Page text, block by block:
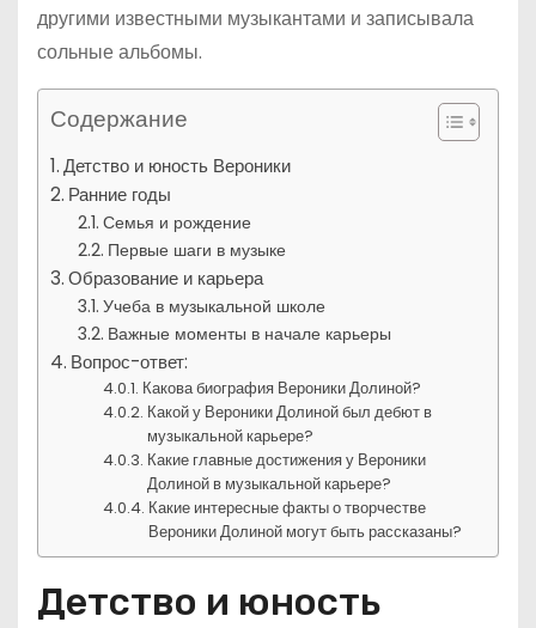
другими известными музыкантами и записывала
сольные альбомы.
Содержание
Детство и юность Вероники
Ранние годы
Семья и рождение
Первые шаги в музыке
Образование и карьера
Учеба в музыкальной школе
Важные моменты в начале карьеры
Вопрос-ответ:
Какова биография Вероники Долиной?
Какой у Вероники Долиной был дебют в
музыкальной карьере?
Какие главные достижения у Вероники
Долиной в музыкальной карьере?
Какие интересные факты о творчестве
Вероники Долиной могут быть рассказаны?
Детство и юность